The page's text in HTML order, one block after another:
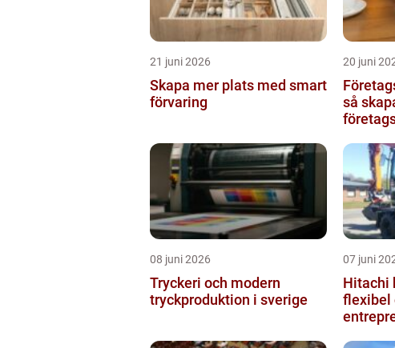
21 juni 2026
Skapa mer plats med smart
förvaring
20 juni
så
08 juni 2026
Tryckeri och modern
tryckproduktion i sverige
07 juni
Hitachi
flexibel